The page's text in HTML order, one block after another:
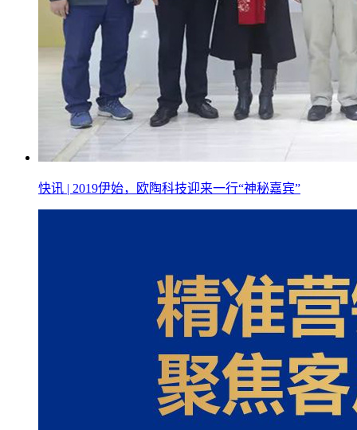
快讯 | 2019伊始，欧陶科技迎来一行“神秘嘉宾”